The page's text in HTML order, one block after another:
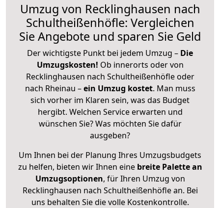
Umzug von Recklinghausen nach
Schultheißenhöfle: Vergleichen
Sie Angebote und sparen Sie Geld
Der wichtigste Punkt bei jedem Umzug – Die
Umzugskosten! Ob innerorts oder von
Recklinghausen nach Schultheißenhöfle oder
nach Rheinau –ein Umzug kostet. Man muss
sich vorher im Klaren sein, was das Budget
hergibt. Welchen Service erwarten und
wünschen Sie? Was möchten Sie dafür
ausgeben?
Um Ihnen bei der Planung Ihres Umzugsbudgets
zu helfen, bieten wir Ihnen eine breite Palette an
Umzugsoptionen, für Ihren Umzug von
Recklinghausen nach Schultheißenhöfle an. Bei
uns behalten Sie die volle Kostenkontrolle.